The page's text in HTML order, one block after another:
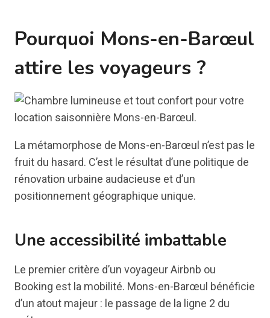
Pourquoi Mons-en-Barœul
attire les voyageurs ?
La métamorphose de Mons-en-Barœul n’est pas le
fruit du hasard. C’est le résultat d’une politique de
rénovation urbaine audacieuse et d’un
positionnement géographique unique.
Une accessibilité imbattable
Le premier critère d’un voyageur Airbnb ou
Booking est la mobilité. Mons-en-Barœul bénéficie
d’un atout majeur : le passage de la ligne 2 du